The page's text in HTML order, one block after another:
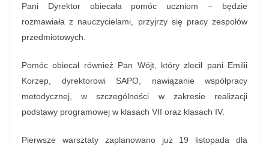
Pani Dyrektor obiecała pomóc uczniom – będzie
rozmawiała z nauczycielami, przyjrzy się pracy zespołów
przedmiotowych.
Pomóc obiecał również Pan Wójt, który zlecił pani Emilii
Korzep, dyrektorowi SAPO, nawiązanie współpracy
metodycznej, w szczególności w zakresie realizacji
podstawy programowej w klasach VII oraz klasach IV.
Pierwsze warsztaty zaplanowano już 19 listopada dla